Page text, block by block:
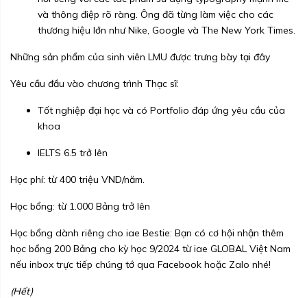
và thông điệp rõ ràng. Ông đã từng làm việc cho các
thương hiệu lớn như Nike, Google và The New York Times.
Những sản phẩm của sinh viên LMU được trưng bày tại đây
Yêu cầu đầu vào chương trình Thạc sĩ:
Tốt nghiệp đại học và có Portfolio đáp ứng yêu cầu của
khoa
IELTS 6.5 trở lên
Học phí: từ 400 triệu VND/năm.
Học bổng: từ 1.000 Bảng trở lên
Học bổng dành riêng cho iae Bestie: Bạn có cơ hội nhận thêm
học bổng 200 Bảng cho kỳ học 9/2024 từ iae GLOBAL Việt Nam
nếu inbox trực tiếp chúng tớ qua Facebook hoặc Zalo nhé!
(Hết)